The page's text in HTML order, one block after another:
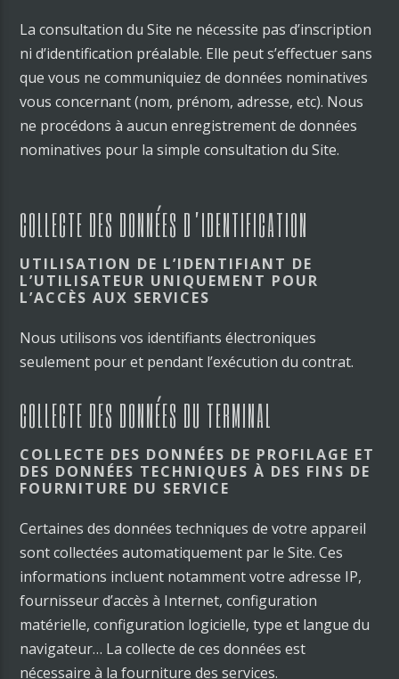
La consultation du Site ne nécessite pas d’inscription
ni d’identification préalable. Elle peut s’effectuer sans
que vous ne communiquiez de données nominatives
vous concernant (nom, prénom, adresse, etc). Nous
ne procédons à aucun enregistrement de données
nominatives pour la simple consultation du Site.
COLLECTE DES DONNÉES D’IDENTIFICATION
UTILISATION DE L’IDENTIFIANT DE
L’UTILISATEUR UNIQUEMENT POUR
L’ACCÈS AUX SERVICES
Nous utilisons vos identifiants électroniques
seulement pour et pendant l’exécution du contrat.
COLLECTE DES DONNÉES DU TERMINAL
COLLECTE DES DONNÉES DE PROFILAGE ET
DES DONNÉES TECHNIQUES À DES FINS DE
FOURNITURE DU SERVICE
Certaines des données techniques de votre appareil
sont collectées automatiquement par le Site. Ces
informations incluent notamment votre adresse IP,
fournisseur d’accès à Internet, configuration
matérielle, configuration logicielle, type et langue du
navigateur… La collecte de ces données est
nécessaire à la fourniture des services.